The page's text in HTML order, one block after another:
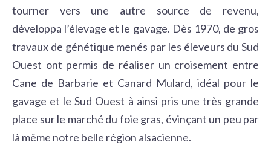
tourner vers une autre source de revenu,
développa l’élevage et le gavage. Dès 1970, de gros
travaux de génétique menés par les éleveurs du Sud
Ouest ont permis de réaliser un croisement entre
Cane de Barbarie et Canard Mulard, idéal pour le
gavage et le Sud Ouest à ainsi pris une très grande
place sur le marché du foie gras, évinçant un peu par
là même notre belle région alsacienne.